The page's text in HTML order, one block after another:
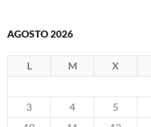
AGOSTO 2026
L M X
3
4 5